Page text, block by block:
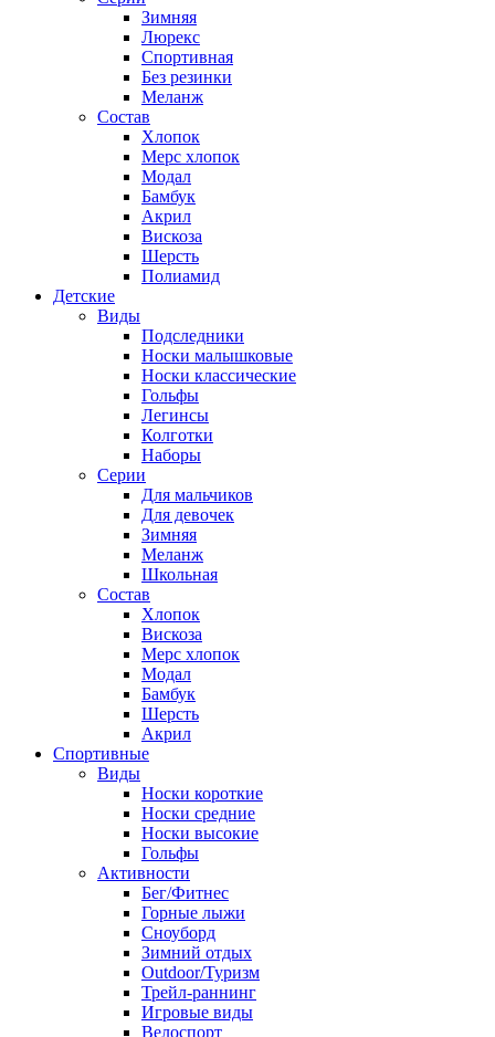
Зимняя
Люрекс
Спортивная
Без резинки
Меланж
Состав
Хлопок
Мерс хлопок
Модал
Бамбук
Акрил
Вискоза
Шерсть
Полиамид
Детские
Виды
Подследники
Носки малышковые
Носки классические
Гольфы
Легинсы
Колготки
Наборы
Серии
Для мальчиков
Для девочек
Зимняя
Меланж
Школьная
Состав
Хлопок
Вискоза
Мерс хлопок
Модал
Бамбук
Шерсть
Акрил
Спортивные
Виды
Носки короткие
Носки средние
Носки высокие
Гольфы
Активности
Бег/Фитнес
Горные лыжи
Сноуборд
Зимний отдых
Outdoor/Туризм
Трейл-раннинг
Игровые виды
Велоспорт